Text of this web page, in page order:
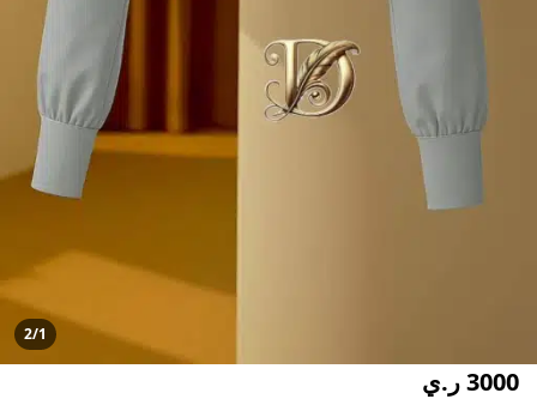
2/1
3000 ر.ي